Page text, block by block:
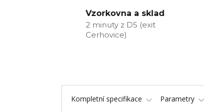
Vzorkovna a sklad
2 minuty z D5 (exit
Cerhovice)
Kompletní specifikace Parametry